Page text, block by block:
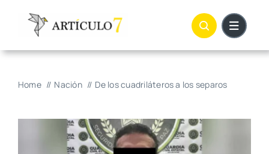
Home Nación De los cuadriláteros a los separos